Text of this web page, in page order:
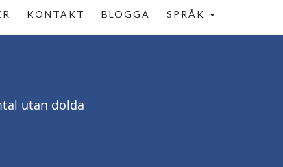
KONTAKT BLOGGA SPRÅK
utan dolda